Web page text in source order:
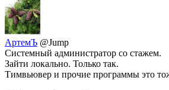
АртемЪ @Jump
Системный администратор со стажем.
Зайти локально. Только так.
Тимвьювер и прочие программы это